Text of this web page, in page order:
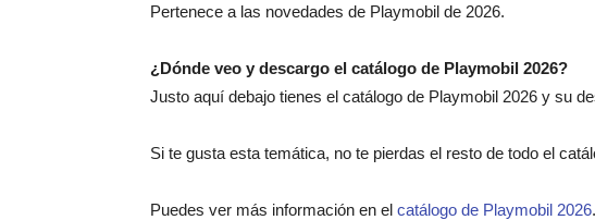
Pertenece a las novedades de Playmobil de 2026.
¿Dónde veo y descargo el catálogo de Playmobil 2026?
Justo aquí debajo tienes el catálogo de Playmobil 2026 y su
Si te gusta esta temática, no te pierdas el resto de todo el
Puedes ver más información en el catálogo de Playmobil 2026.